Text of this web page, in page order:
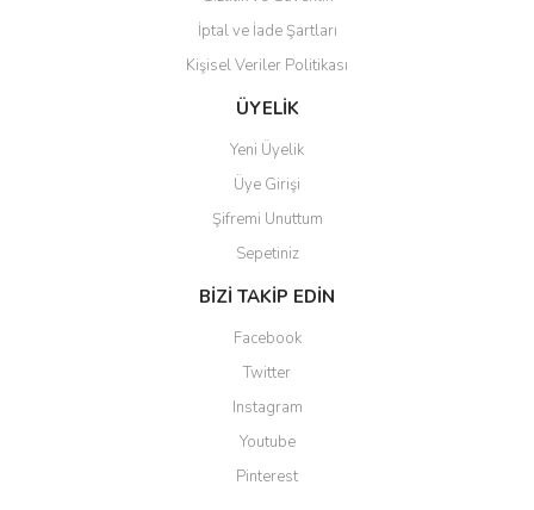
İptal ve İade Şartları
Kişisel Veriler Politikası
ÜYELİK
Yeni Üyelik
Üye Girişi
Şifremi Unuttum
Sepetiniz
BİZİ TAKİP EDİN
Facebook
Twitter
Instagram
Youtube
Pinterest